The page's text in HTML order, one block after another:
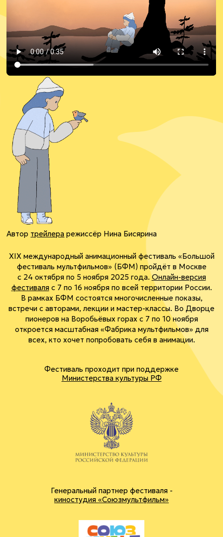
Автор трейлера режиссёр Нина Бисярина
XIX международный анимационный фестиваль «Большой
фестиваль мультфильмов» (БФМ) пройдёт в Москве
с 24 октября по 5 ноября 2025 года.Онлайн-версия
фестиваляс 7 по 16 ноября по всей территории России.
В рамках БФМ состоятся многочисленные показы,
встречи с авторами, лекции и мастер-классы. Во Дворце
пионеров на Воробьёвых горах с 7 по 10 ноября
откроется масштабная «Фабрика мультфильмов» для
всех, кто хочет попробовать себя в анимации.
Фестиваль проходит при поддержке
Министерства культуры РФ
Генеральный партнер фестиваля -
киностудия «Союзмультфильм»